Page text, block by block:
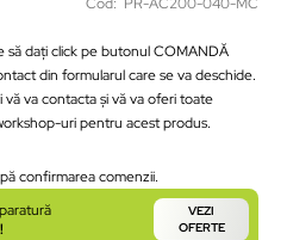
să dați click pe butonul COMANDĂ
din formularul care se va deschide.
va contacta și vă va oferi toate
uri pentru acest produs.
confirmarea comenzii.
VEZI
OFERTE